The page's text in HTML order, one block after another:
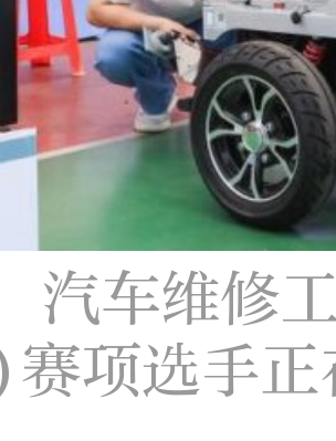
汽车维修
赛项选手